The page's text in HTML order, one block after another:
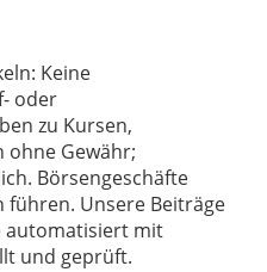
Keine
oder
zu Kursen,
Gewähr;
Börsengeschäfte
führen. Unsere Beiträge
automatisiert mit
und geprüft.